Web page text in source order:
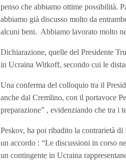
penso che abbiamo ottime possibilità.
abbiamo già discusso molto da
alcuni beni. Abbiamo lavorato molto
Dichiarazione, quelle del Presidente
in Ucraina Witkoff, secondo cui le
Una conferma del colloquio tra il
anche dal Cremlino, con il portavoce
preparazione” , evidenziando che tra i
Peskov, ha poi ribadito la contrarietà
un accordo : “Le discussioni in corso
un contingente in Ucraina